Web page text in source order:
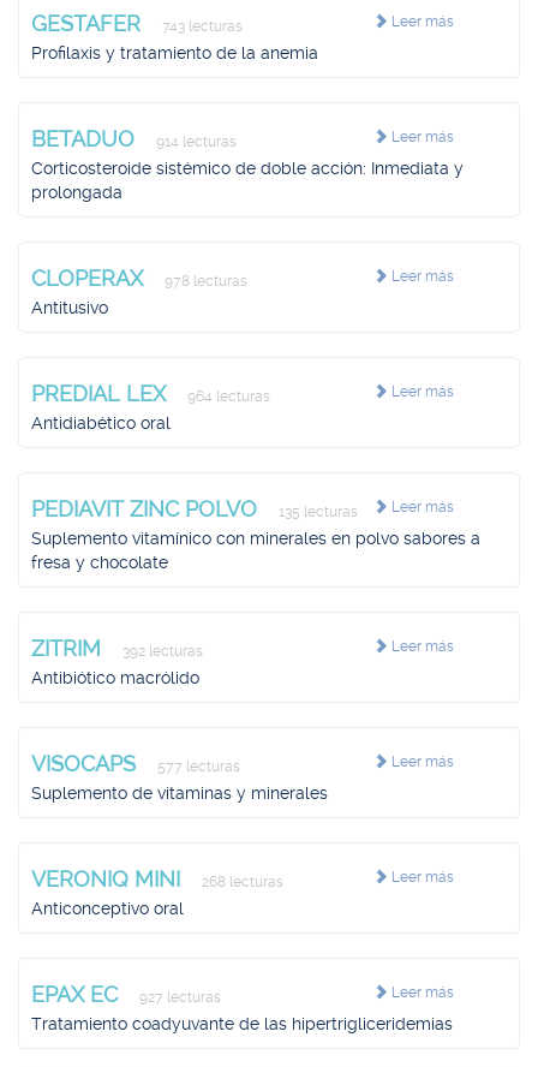
Leer más
GESTAFER 743 lecturas
Profilaxis y tratamiento de la anemia
Leer más
BETADUO 914 lecturas
Corticosteroide sistémico de doble acción: Inmediata y
prolongada
Leer más
CLOPERAX 978 lecturas
Antitusivo
Leer más
PREDIAL LEX 964 lecturas
Antidiabético oral
Leer más
PEDIAVIT ZINC POLVO 135 lecturas
Suplemento vitamínico con minerales en polvo sabores a
fresa y chocolate
Leer más
ZITRIM 392 lecturas
Antibiótico macrólido
Leer más
VISOCAPS 577 lecturas
Suplemento de vitaminas y minerales
Leer más
VERONIQ MINI 268 lecturas
Anticonceptivo oral
Leer más
EPAX EC 927 lecturas
Tratamiento coadyuvante de las hipertrigliceridemias